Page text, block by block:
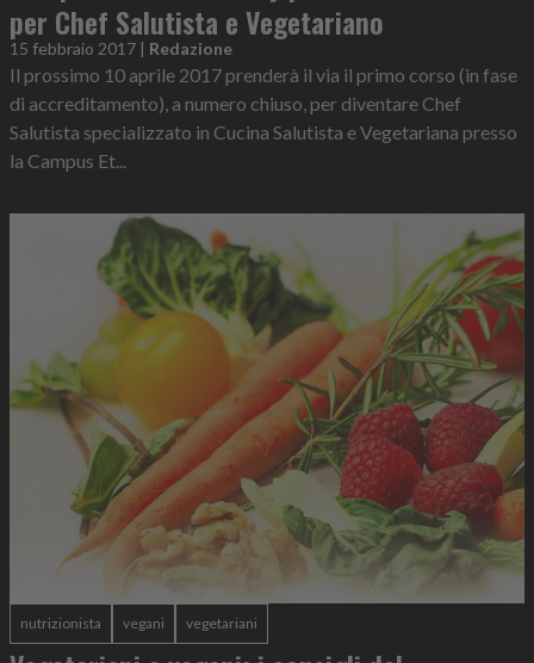
per Chef Salutista e Vegetariano
15 febbraio 2017 | Redazione
Il prossimo 10 aprile 2017 prenderà il via il primo corso (in fase
di accreditamento), a numero chiuso, per diventare Chef
Salutista specializzato in Cucina Salutista e Vegetariana presso
la Campus Et...
nutrizionista vegani vegetariani